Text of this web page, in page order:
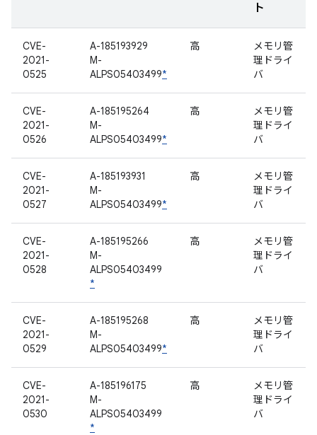
ト
CVE-
2021-
0525
A-185193929
M-
ALPS05403499*
高
メモリ管
理ドライ
バ
CVE-
2021-
0526
A-185195264
M-
ALPS05403499*
高
メモリ管
理ドライ
バ
CVE-
2021-
0527
A-185193931
M-
ALPS05403499*
高
メモリ管
理ドライ
バ
CVE-
2021-
0528
A-185195266
M-
ALPS05403499
*
高
メモリ管
理ドライ
バ
CVE-
2021-
0529
A-185195268
M-
ALPS05403499*
高
メモリ管
理ドライ
バ
CVE-
2021-
0530
A-185196175
M-
ALPS05403499
*
高
メモリ管
理ドライ
バ